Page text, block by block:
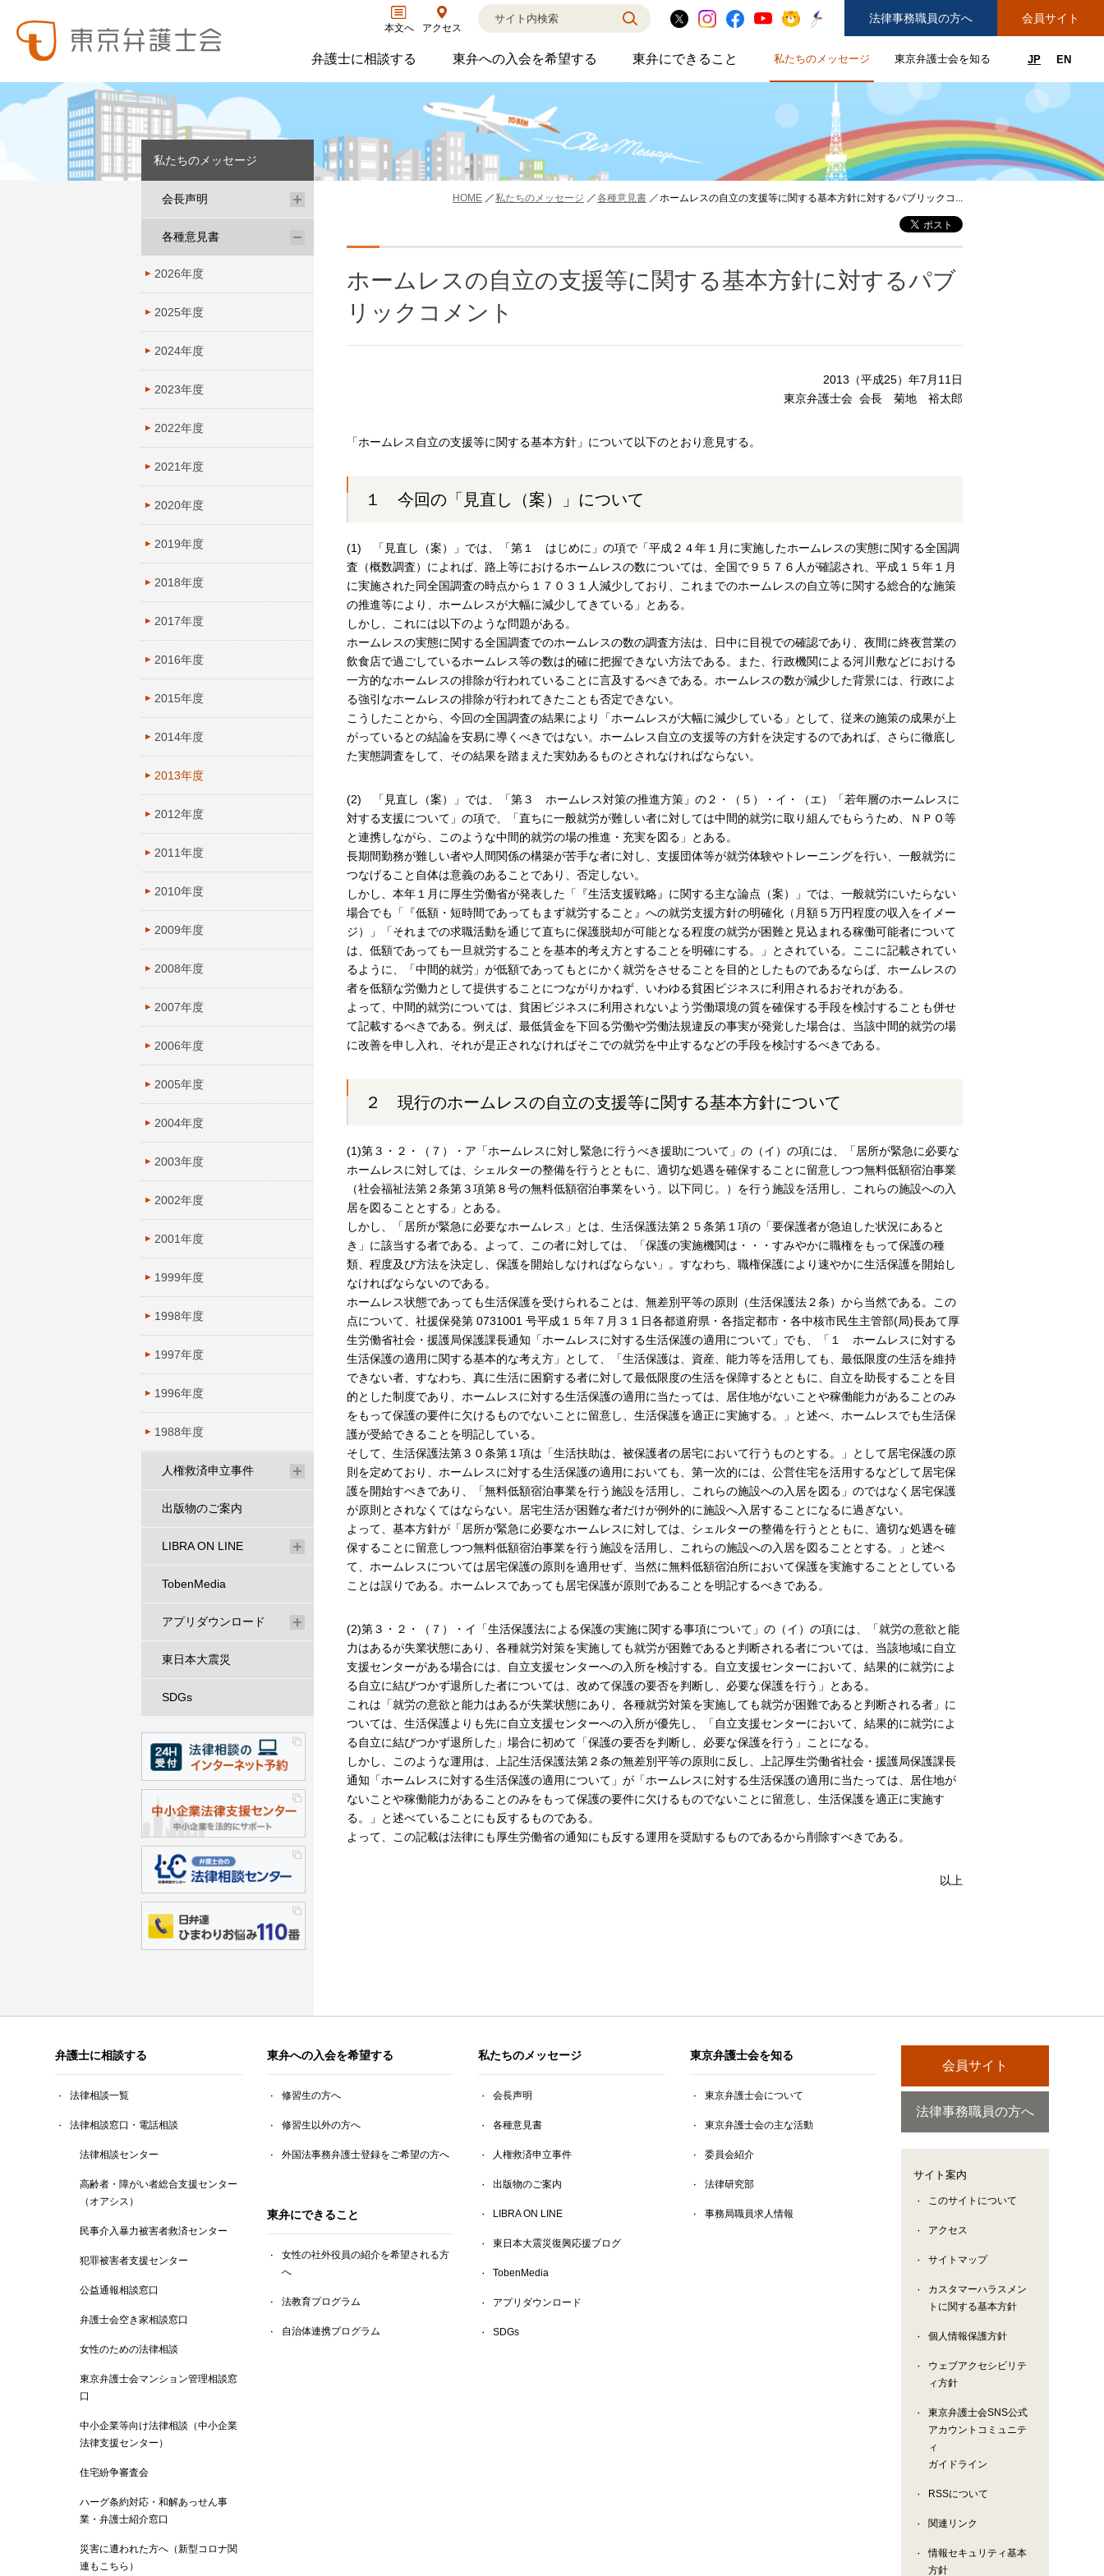
本文へ アクセス
法律事務職員の方へ 会員サイト
弁護士に相談する弁護士に相談するのサブメニューを開閉
東弁への入会を希望する東弁への入会を希望するのサブメニューを開閉
東弁にできること東弁にできることのサブメニューを開閉
私たちのメッセージ私たちのメッセージのサブメニューを開閉
東京弁護士会を知る東京弁護士会を知るのサブメニ
JP EN
HOME 私たちのメッセージ 各種意見書 ホームレスの自立の支援等に関する基本方針に対するパブリックコ...
ホームレスの自立の支援等に関する基本方針に対するパブ
リックコメント
2013（平成25）年7月11日
東京弁護士会 会長 菊地 裕太郎
「ホームレス自立の支援等に関する基本方針」について以下のとおり意見する。
１ 今回の「見直し（案）」について
(1) 「見直し（案）」では、「第１ はじめに」の項で「平成２４年１月に実施したホームレスの実態に関する全国調
査（概数調査）によれば、路上等におけるホームレスの数については、全国で９５７６人が確認され、平成１５年１月
に実施された同全国調査の時点から１７０３１人減少しており、これまでのホームレスの自立等に関する総合的な施策
の推進等により、ホームレスが大幅に減少してきている」とある。
しかし、これには以下のような問題がある。
ホームレスの実態に関する全国調査でのホームレスの数の調査方法は、日中に目視での確認であり、夜間に終夜営業の
飲食店で過ごしているホームレス等の数は的確に把握できない方法である。また、行政機関による河川敷などにおける
一方的なホームレスの排除が行われていることに言及するべきである。ホームレスの数が減少した背景には、行政によ
る強引なホームレスの排除が行われてきたことも否定できない。
こうしたことから、今回の全国調査の結果により「ホームレスが大幅に減少している」として、従来の施策の成果が上
がっているとの結論を安易に導くべきではない。ホームレス自立の支援等の方針を決定するのであれば、さらに徹底し
た実態調査をして、その結果を踏まえた実効あるものとされなければならない。
(2) 「見直し（案）」では、「第３ ホームレス対策の推進方策」の２・（５）・イ・（エ）「若年層のホームレスに
対する支援について」の項で、「直ちに一般就労が難しい者に対しては中間的就労に取り組んでもらうため、ＮＰＯ等
と連携しながら、このような中間的就労の場の推進・充実を図る」とある。
長期間勤務が難しい者や人間関係の構築が苦手な者に対し、支援団体等が就労体験やトレーニングを行い、一般就労に
つなげること自体は意義のあることであり、否定しない。
しかし、本年１月に厚生労働省が発表した「『生活支援戦略』に関する主な論点（案）」では、一般就労にいたらない
場合でも「『低額・短時間であってもまず就労すること』への就労支援方針の明確化（月額５万円程度の収入をイメー
ジ）」「それまでの求職活動を通じて直ちに保護脱却が可能となる程度の就労が困難と見込まれる稼働可能者について
は、低額であっても一旦就労することを基本的考え方とすることを明確にする。」とされている。ここに記載されてい
るように、「中間的就労」が低額であってもとにかく就労をさせることを目的としたものであるならば、ホームレスの
者を低額な労働力として提供することにつながりかねず、いわゆる貧困ビジネスに利用されるおそれがある。
よって、中間的就労については、貧困ビジネスに利用されないよう労働環境の質を確保する手段を検討することも併せ
て記載するべきである。例えば、最低賃金を下回る労働や労働法規違反の事実が発覚した場合は、当該中間的就労の場
に改善を申し入れ、それが是正されなければそこでの就労を中止するなどの手段を検討するべきである。
２ 現行のホームレスの自立の支援等に関する基本方針について
(1)第３・２・（７）・ア「ホームレスに対し緊急に行うべき援助について」の（イ）の項には、「居所が緊急に必要な
ホームレスに対しては、シェルターの整備を行うとともに、適切な処遇を確保することに留意しつつ無料低額宿泊事業
（社会福祉法第２条第３項第８号の無料低額宿泊事業をいう。以下同じ。）を行う施設を活用し、これらの施設への入
居を図ることとする」とある。
しかし、「居所が緊急に必要なホームレス」とは、生活保護法第２５条第１項の「要保護者が急迫した状況にあると
き」に該当する者である。よって、この者に対しては、「保護の実施機関は・・・すみやかに職権をもって保護の種
類、程度及び方法を決定し、保護を開始しなければならない」。すなわち、職権保護により速やかに生活保護を開始し
なければならないのである。
ホームレス状態であっても生活保護を受けられることは、無差別平等の原則（生活保護法２条）から当然である。この
点について、社援保発第 0731001 号平成１５年７月３１日各都道府県・各指定都市・各中核市民生主管部(局)長あて厚
生労働省社会・援護局保護課長通知「ホームレスに対する生活保護の適用について」でも、「１ ホームレスに対する
生活保護の適用に関する基本的な考え方」として、「生活保護は、資産、能力等を活用しても、最低限度の生活を維持
できない者、すなわち、真に生活に困窮する者に対して最低限度の生活を保障するとともに、自立を助長することを目
的とした制度であり、ホームレスに対する生活保護の適用に当たっては、居住地がないことや稼働能力があることのみ
をもって保護の要件に欠けるものでないことに留意し、生活保護を適正に実施する。」と述べ、ホームレスでも生活保
護が受給できることを明記している。
そして、生活保護法第３０条第１項は「生活扶助は、被保護者の居宅において行うものとする。」として居宅保護の原
則を定めており、ホームレスに対する生活保護の適用においても、第一次的には、公営住宅を活用するなどして居宅保
護を開始すべきであり、「無料低額宿泊事業を行う施設を活用し、これらの施設への入居を図る」のではなく居宅保護
が原則とされなくてはならない。居宅生活が困難な者だけが例外的に施設へ入居することになるに過ぎない。
よって、基本方針が「居所が緊急に必要なホームレスに対しては、シェルターの整備を行うとともに、適切な処遇を確
保することに留意しつつ無料低額宿泊事業を行う施設を活用し、これらの施設への入居を図ることとする。」と述べ
て、ホームレスについては居宅保護の原則を適用せず、当然に無料低額宿泊所において保護を実施することとしている
ことは誤りである。ホームレスであっても居宅保護が原則であることを明記するべきである。
(2)第３・２・（７）・イ「生活保護法による保護の実施に関する事項について」の（イ）の項には、「就労の意欲と能
力はあるが失業状態にあり、各種就労対策を実施しても就労が困難であると判断される者については、当該地域に自立
支援センターがある場合には、自立支援センターへの入所を検討する。自立支援センターにおいて、結果的に就労によ
る自立に結びつかず退所した者については、改めて保護の要否を判断し、必要な保護を行う」とある。
これは「就労の意欲と能力はあるが失業状態にあり、各種就労対策を実施しても就労が困難であると判断される者」に
ついては、生活保護よりも先に自立支援センターへの入所が優先し、「自立支援センターにおいて、結果的に就労によ
る自立に結びつかず退所した」場合に初めて「保護の要否を判断し、必要な保護を行う」ことになる。
しかし、このような運用は、上記生活保護法第２条の無差別平等の原則に反し、上記厚生労働省社会・援護局保護課長
通知「ホームレスに対する生活保護の適用について」が「ホームレスに対する生活保護の適用に当たっては、居住地が
ないことや稼働能力があることのみをもって保護の要件に欠けるものでないことに留意し、生活保護を適正に実施す
る。」と述べていることにも反するものである。
よって、この記載は法律にも厚生労働省の通知にも反する運用を奨励するものであるから削除すべきである。
以上
私たちのメッセージ
会長声明
各種意見書
2026年度
2025年度
2024年度
2023年度
2022年度
2021年度
2020年度
2019年度
2018年度
2017年度
2016年度
2015年度
2014年度
2013年度
2012年度
2011年度
2010年度
2009年度
2008年度
2007年度
2006年度
2005年度
2004年度
2003年度
2002年度
2001年度
1999年度
1998年度
1997年度
1996年度
1988年度
人権救済申立事件
出版物のご案内
LIBRA ON LINE
TobenMedia
アプリダウンロード
東日本大震災
SDGs
弁護士に相談する
法律相談一覧
法律相談窓口・電話相談
法律相談センター
高齢者・障がい者総合支援センター
（オアシス）
民事介入暴力被害者救済センター
犯罪被害者支援センター
公益通報相談窓口
弁護士会空き家相談窓口
女性のための法律相談
東京弁護士会マンション管理相談窓
口
中小企業等向け法律相談（中小企業
法律支援センター）
住宅紛争審査会
ハーグ条約対応・和解あっせん事
業・弁護士紹介窓口
災害に遭われた方へ（新型コロナ関
連もこちら）
東弁への入会を希望する
修習生の方へ
修習生以外の方へ
外国法事務弁護士登録をご希望の方へ
東弁にできること
女性の社外役員の紹介を希望される方
へ
法教育プログラム
自治体連携プログラム
私たちのメッセージ
会長声明
各種意見書
人権救済申立事件
出版物のご案内
LIBRA ON LINE
東日本大震災復興応援ブログ
TobenMedia
アプリダウンロード
SDGs
東京弁護士会を知る
東京弁護士会について
東京弁護士会の主な活動
委員会紹介
法律研究部
事務局職員求人情報
会員サイト
法律事務職員の方へ
サイト案内
このサイトについて
アクセス
サイトマップ
カスタマーハラスメン
トに関する基本方針
個人情報保護方針
ウェブアクセシビリテ
ィ方針
東京弁護士会SNS公式
アカウントコミュニテ
ィ
ガイドライン
RSSについて
関連リンク
情報セキュリティ基本
方針